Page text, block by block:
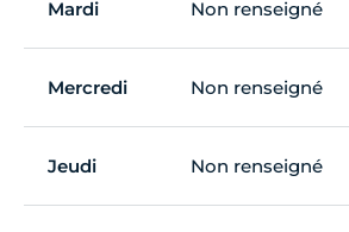
Mardi Non renseigné
Mercredi Non renseigné
Jeudi Non renseigné